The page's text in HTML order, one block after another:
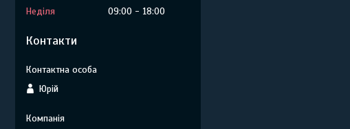
Неділя
09:00 18:00
Контакти
Юрій